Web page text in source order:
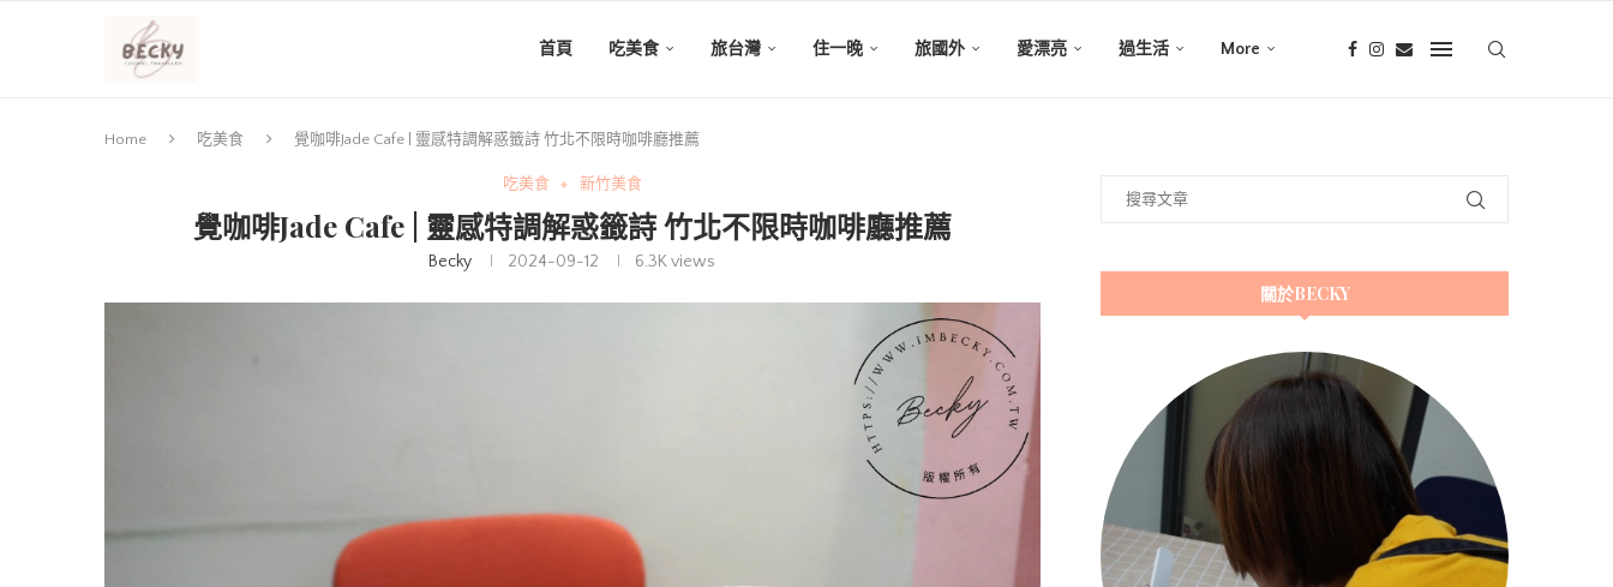
首頁 吃美食 旅台灣 住一晚 旅國外 愛漂亮 過生活 More
Home 吃美食 覺咖啡Jade Cafe | 靈感特調解惑籤詩 竹北不限時咖啡廳推薦
吃美食 新竹美食
覺咖啡Jade Cafe | 靈感特調解惑籤詩 竹北不限時咖啡廳推薦
Becky 2024-09-12 6.3Kviews
關於BECKY